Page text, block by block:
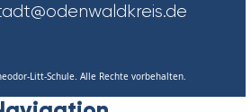
Litt-Schule. Alle Rechte vorbehalten.